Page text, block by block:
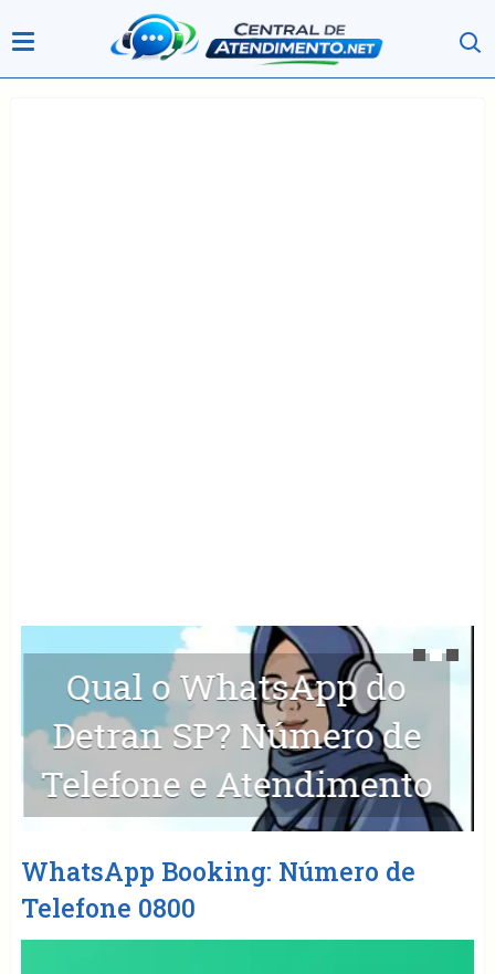
Qual o WhatsApp do
Detran SP? Número de
Telefone e Atendimento
WhatsApp Booking: Número de
Telefone 0800